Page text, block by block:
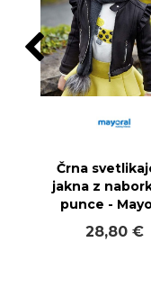
Črna
jakna z
punce -
28,80 €